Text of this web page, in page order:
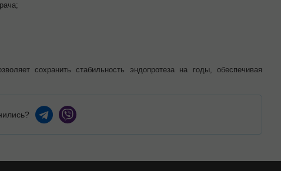
сохранить стабильность эндопротеза на годы, обеспечивая